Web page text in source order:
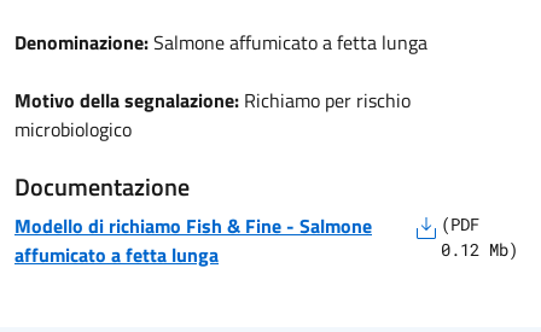
Denominazione:Salmone affumicato a fetta lunga
Motivo della segnalazione: Richiamo per rischio
microbiologico
Documentazione
Modello di richiamo Fish & Fine- Salmone
affumicato a fetta lunga
(PDF
0.12Mb)